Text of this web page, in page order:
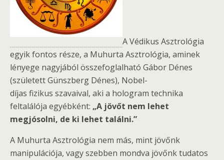
A Védikus Asztrológia
egyik fontos része, a Muhurta Asztrológia, aminek
lényege nagyjából összefoglalható Gábor Dénes
(született Günszberg Dénes), Nobel-
díjas fizikus szavaival, aki a hologram technika
feltalálója egyébként: „A jövőt nem lehet
megjósolni, de ki lehet találni.”
A Muhurta Asztrológia nem más, mint jövőnk
manipulációja, vagy szebben mondva jövőnk tudatos